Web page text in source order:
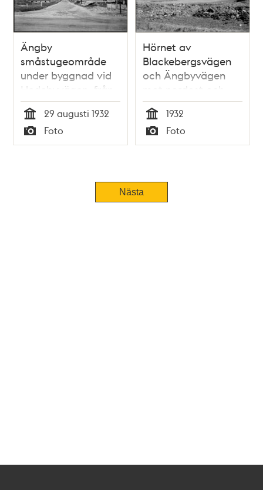
Ängby
småstugeområde
under byggnad vid
Hedebyvägen, från
Blackebergsvägen
Tid
29 augusti 1932
Typ
Foto
Hörnet av
Blackebergsvägen
och Ängbyvägen
mot nordost och
kvarteret
Spiralringen som är
under byggnad i
Ängby
Tid
1932
Typ
Foto
TidigareNästa